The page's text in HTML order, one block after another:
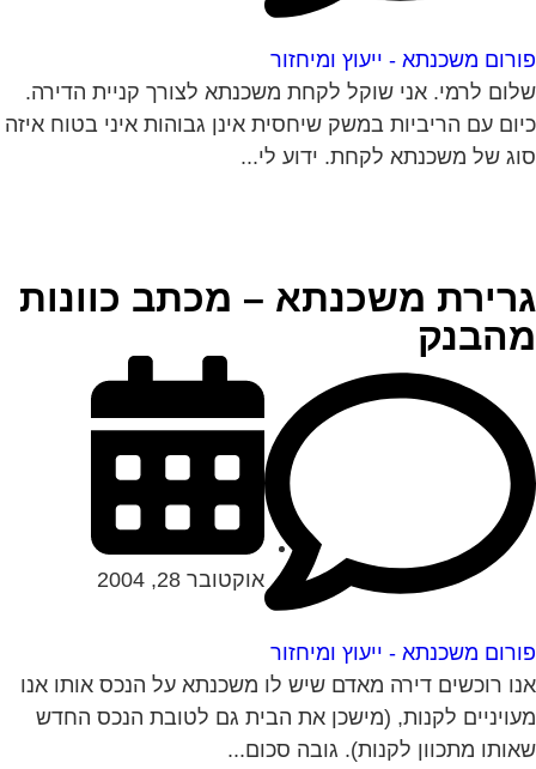
משכנתא - ייעוץ ומיחזור
לרמי. אני שוקל לקחת משכנתא לצורך קניית הדירה.
עם הריביות במשק שיחסית אינן גבוהות איני בטוח איזה
של משכנתא לקחת. ידוע לי...
משכנתא – מכתב כוונות
משכנתא - ייעוץ ומיחזור
אוקטובר 28, 2004
רוכשים דירה מאדם שיש לו משכנתא על הנכס אותו אנו
לקנות, (מישכן את הבית גם לטובת הנכס החדש
מתכוון לקנות). גובה סכום...